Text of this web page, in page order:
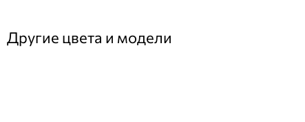
Другие цвета и модели